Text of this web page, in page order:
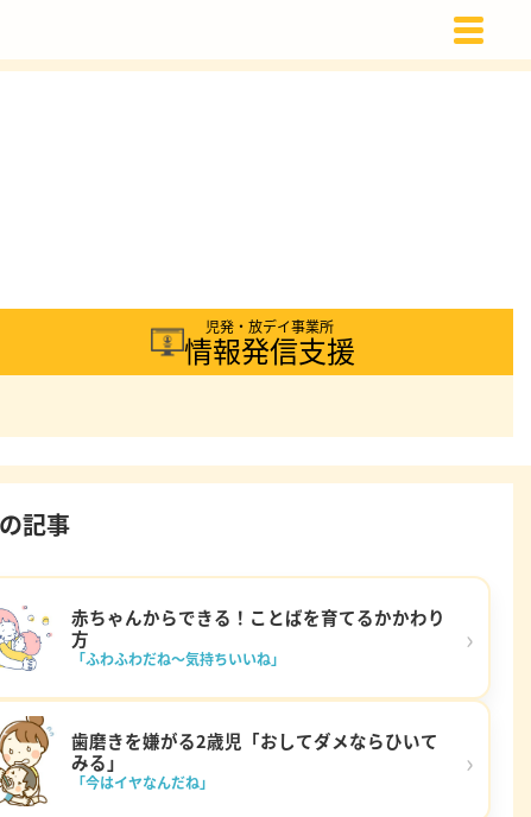
児発・放デイ事業所
情報発信支援
記事
赤ちゃんからできる！ことばを育てるかかわり
方
「ふわふわだね～気持ちいいね」
›
歯磨きを嫌がる2歳児「おしてダメならひいて
みる」
「今はイヤなんだね」
›